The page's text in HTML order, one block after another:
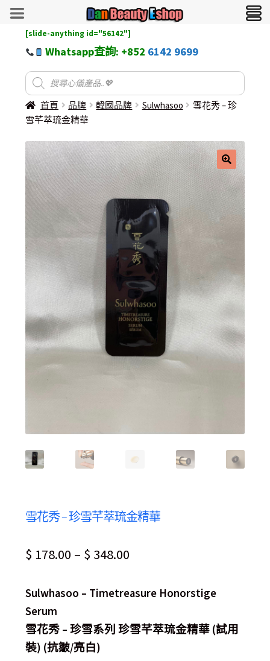
[slide-anything id="56142"]
Whatsapp查詢: +852 6142 9699
首頁 品牌 韓國品牌 Sulwhasoo
雪花秀 – 珍
雪芊萃琉金精華
雪花秀 – 珍雪芊萃琉金精華
$ 178.00 – $ 348.00
Sulwhasoo – Timetreasure Honorstige
Serum
雪花秀 – 珍雪系列 珍雪芊萃琉金精華 (試用
裝) (抗皺/亮白)